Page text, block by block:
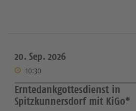
20. Sep. 2026
10:30
Erntedankgottesdienst in
Spitzkunnersdorf mit KiGo*